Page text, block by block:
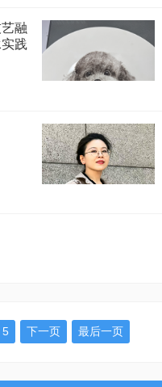
融
践
5 下一页 最后一页